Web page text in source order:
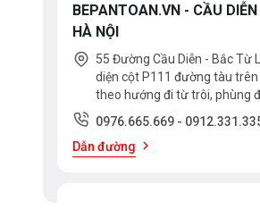
BEPANTOAN.VN - CẦU
HÀ NỘI
55 Đường Cầu Diễn - Bắc Từ
diện cột P111 đường tàu
theo hướng đi từ trôi, phùng
0976.665.669 -
Dẫn đường
BEPANTOAN.VN - ĐẠI LA -